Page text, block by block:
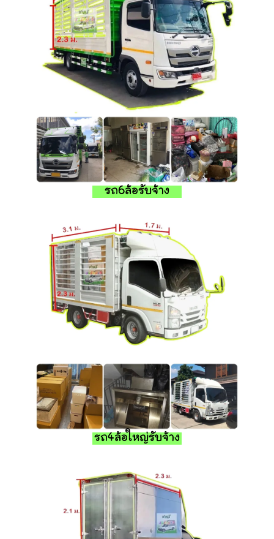
รถ6ล้อรับจ้าง
รถ4ล้อใหญ่รับจ้าง